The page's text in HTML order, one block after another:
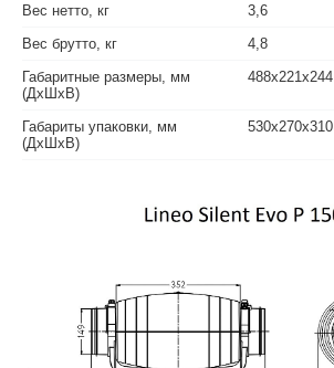
Вес нетто, кг
3,6
Вес брутто, кг
4,8
Габаритные размеры, мм
(ДхШхВ)
488x221x244
Габариты упаковки, мм
(ДхШхВ)
530x270x310